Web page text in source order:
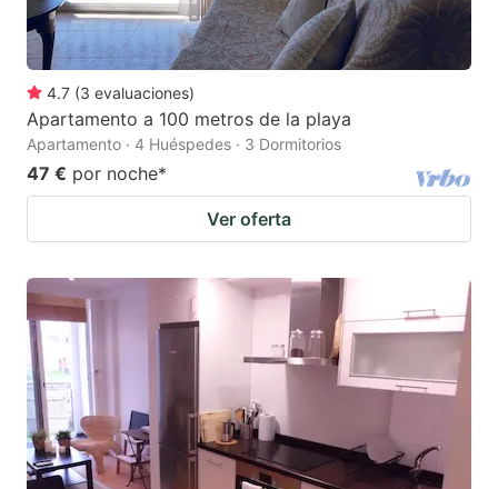
4.7 (3 evaluaciones)
Apartamento a 100 metros de la playa
Apartamento · 4 Huéspedes · 3 Dormitorios
47 € por noche*
Ver oferta